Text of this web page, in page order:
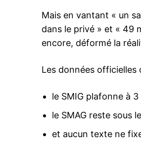
Mais en vantant « un
dans le privé » et « 49
encore, déformé la
Les données
le SMIG plafonne à 3
le SMAG reste sous
et aucun texte ne